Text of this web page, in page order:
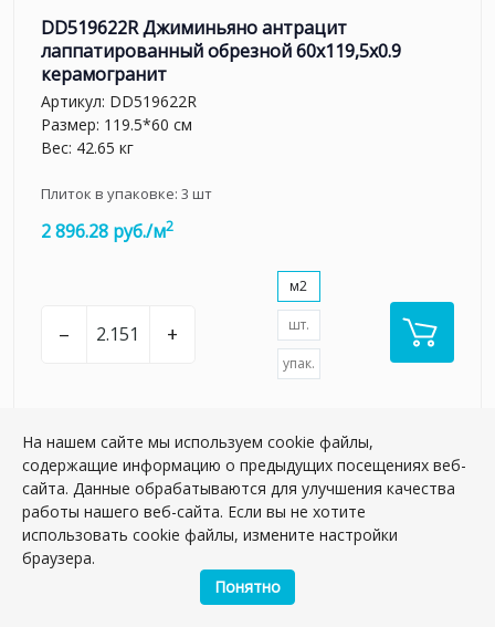
DD519622R Джиминьяно антрацит
лаппатированный обрезной 60x119,5x0.9
керамогранит
Артикул: DD519622R
Размер: 119.5*60 см
Вес: 42.65 кг
Плиток в упаковке: 3 шт
2 896.28 руб./м2
– +
м2
шт.
упак.
На нашем сайте мы используем cookie файлы,
содержащие информацию о предыдущих посещениях веб-
сайта. Данные обрабатываются для улучшения качества
работы нашего веб-сайта. Если вы не хотите
использовать cookie файлы, измените настройки
браузера.
Понятно